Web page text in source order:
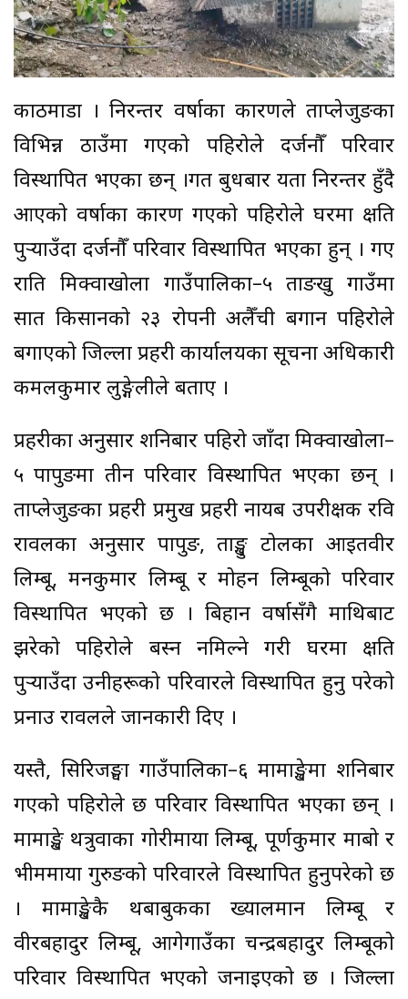
काठमाडौं । निरन्तर वर्षाका कारणले ताप्लेजुङका
विभिन्न ठाउँमा गएको पहिरोले दर्जनौँ परिवार
विस्थापित भएका छन् ।गत बुधबार यता निरन्तर हुँदै
आएको वर्षाका कारण गएको पहिरोले घरमा क्षति
पुर्‍याउँदा दर्जनौँ परिवार विस्थापित भएका हुन् । गए
राति मिक्वाखोला गाउँपालिका–५ ताङखु गाउँमा
सात किसानको २३ रोपनी अलैँची बगान पहिरोले
बगाएको जिल्ला प्रहरी कार्यालयका सूचना अधिकारी
कमलकुमार लुङ्गेलीले बताए ।
प्रहरीका अनुसार शनिबार पहिरो जाँदा मिक्वाखोला–
५ पापुङमा तीन परिवार विस्थापित भएका छन् ।
ताप्लेजुङका प्रहरी प्रमुख प्रहरी नायब उपरीक्षक रवि
रावलका अनुसार पापुङ, ताङ्खु टोलका आइतवीर
लिम्बू, मनकुमार लिम्बू र मोहन लिम्बूको परिवार
विस्थापित भएको छ । बिहान वर्षासँगै माथिबाट
झरेको पहिरोले बस्न नमिल्ने गरी घरमा क्षति
पुर्‍याउँदा उनीहरूको परिवारले विस्थापित हुनु परेको
प्रनाउ रावलले जानकारी दिए ।
यस्तै, सिरिजङ्घा गाउँपालिका–६ मामाङ्खेमा शनिबार
गएको पहिरोले छ परिवार विस्थापित भएका छन् ।
मामाङ्खे थत्रुवाका गोरीमाया लिम्बू, पूर्णकुमार माबो र
भीममाया गुरुङको परिवारले विस्थापित हुनुपरेको छ
। मामाङ्खेकै थबाबुकका ख्यालमान लिम्बू र
वीरबहादुर लिम्बू, आगेगाउँका चन्द्रबहादुर लिम्बूको
परिवार विस्थापित भएको जनाइएको छ । जिल्ला